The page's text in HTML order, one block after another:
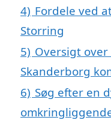
4) Fordele ved
Storring
5) Oversigt
Skanderborg
6) Søg efter en